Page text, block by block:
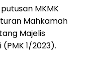
MKMK
Mahkamah
Majelis
1/2023).